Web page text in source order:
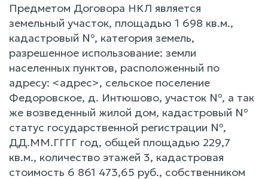
Предметом Договора НКЛ является
земельный участок, площадью 1 698 кв.м.,
кадастровый №, категория земель,
разрешенное использование: земли
населенных пунктов, расположенный по
адресу: <адрес>, сельское поселение
Федоровское, д. Интюшово, участок №, а так
же возведенный жилой дом, кадастровый №
статус государственной регистрации №,
ДД.ММ.ГГГГ год, общей площадью 229,7
кв.м., количество этажей 3, кадастровая
стоимость 6 861 473,65 руб., собственником